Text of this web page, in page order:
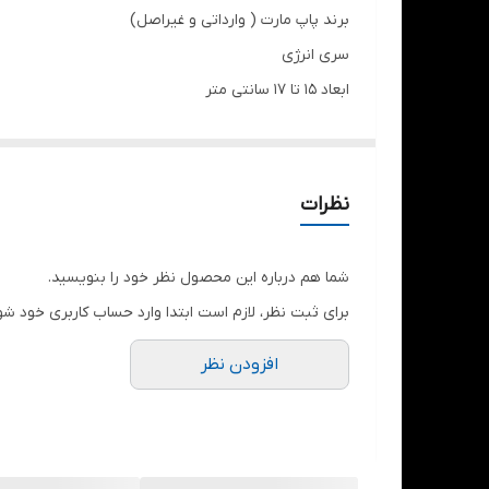
برند پاپ مارت ( وارداتی و غیراصل)
سری انرژی
ابعاد ۱۵ تا ۱۷ سانتی متر
نوع بسته بندی جعبه سوپرایزی
نظرات
شما هم درباره این محصول نظر خود را بنویسید.
برای ثبت نظر، لازم است ابتدا وارد حساب کاربری خود
افزودن نظر